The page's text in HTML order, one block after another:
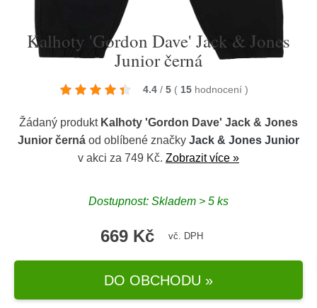
Kalhoty 'Gordon Dave' Jack & Jones
Junior černá
4.4 / 5 ( 15 hodnocení )
Žádaný produkt Kalhoty 'Gordon Dave' Jack & Jones
Junior černá od oblíbené značky Jack & Jones Junior
v akci za 749 Kč. Zobrazit více »
Dostupnost: Skladem > 5 ks
669 Kč vč. DPH
DO OBCHODU »